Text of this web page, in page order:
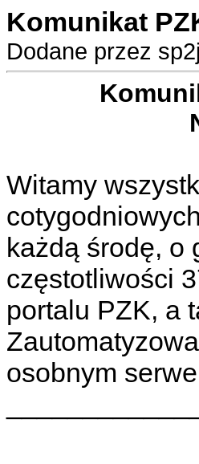
Komunikat
Dodane przez
Witamy
każdą środę, o
częstotliwości
portalu PZK, a
osobnym